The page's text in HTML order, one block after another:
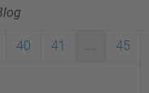
40 41 ... 45